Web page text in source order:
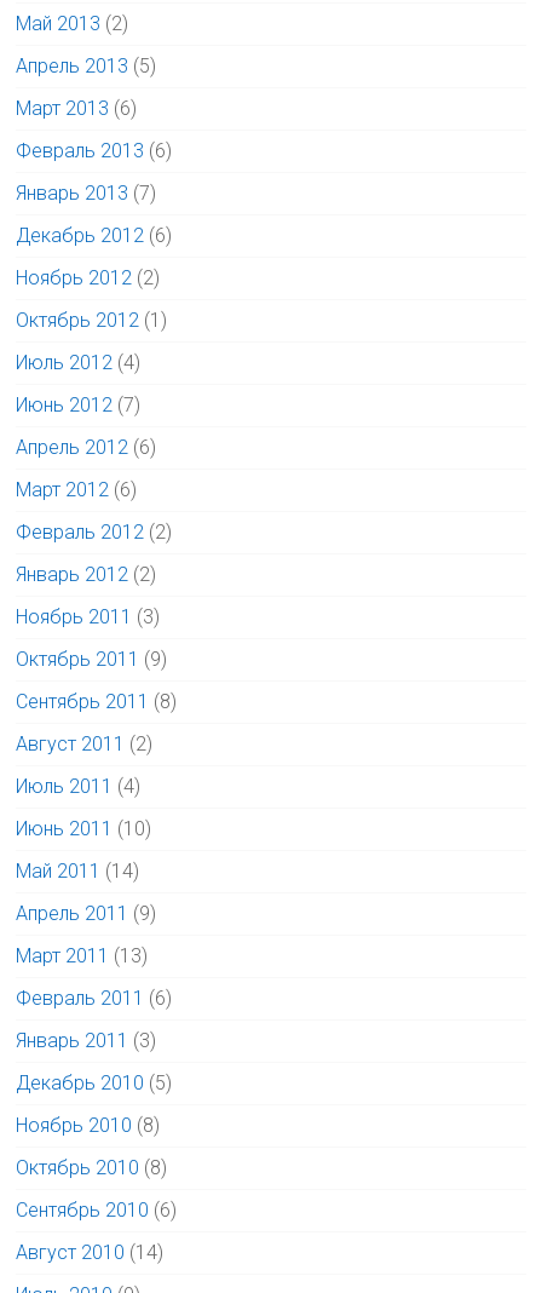
Май 2013 (2)
Апрель 2013 (5)
Март 2013 (6)
Февраль 2013 (6)
Январь 2013 (7)
Декабрь 2012 (6)
Ноябрь 2012 (2)
Октябрь 2012 (1)
Июль 2012 (4)
Июнь 2012 (7)
Апрель 2012 (6)
Март 2012 (6)
Февраль 2012 (2)
Январь 2012 (2)
Ноябрь 2011 (3)
Октябрь 2011 (9)
Сентябрь 2011 (8)
Август 2011 (2)
Июль 2011 (4)
Июнь 2011 (10)
Май 2011 (14)
Апрель 2011 (9)
Март 2011 (13)
Февраль 2011 (6)
Январь 2011 (3)
Декабрь 2010 (5)
Ноябрь 2010 (8)
Октябрь 2010 (8)
Сентябрь 2010 (6)
Август 2010 (14)